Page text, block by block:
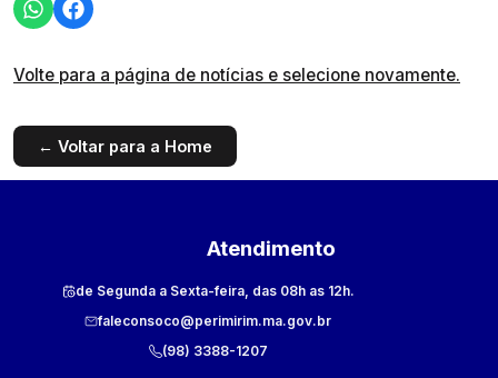
Volte para a página de notícias e selecione novamente.
← Voltar para a Home
Atendimento
de Segunda a Sexta-feira, das 08h as 12h.
faleconsoco@perimirim.ma.gov.br
(98) 3388-1207